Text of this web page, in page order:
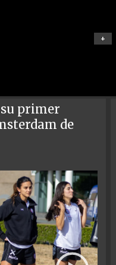
+
primer
de